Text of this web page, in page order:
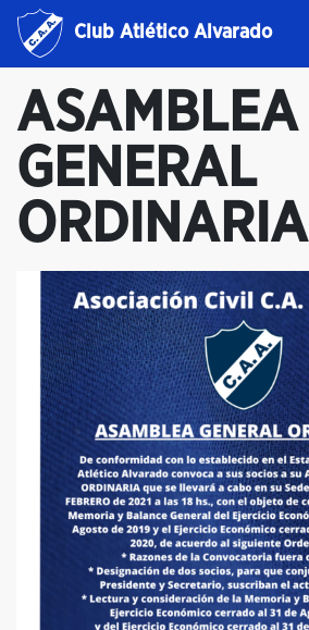
Club Atlético Alvarado
ASAMBLEA
GENERAL
ORDINARIA